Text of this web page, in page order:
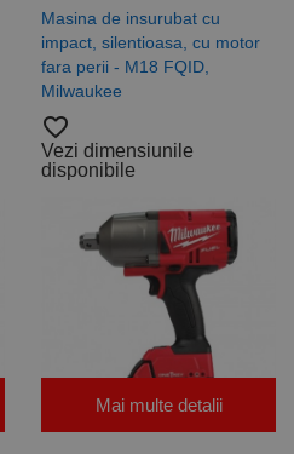
Masina de insurubat cu
impact, silentioasa, cu motor
fara perii - M18 FQID,
Milwaukee
favorite_border
Vezi dimensiunile
disponibile
Mai multe detalii